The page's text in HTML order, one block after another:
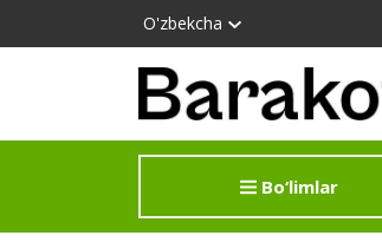
O'zbekcha
Bo‘limlar